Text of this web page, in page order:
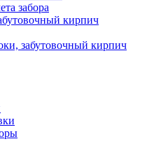
забора
кирпич
забутовочный кирпич